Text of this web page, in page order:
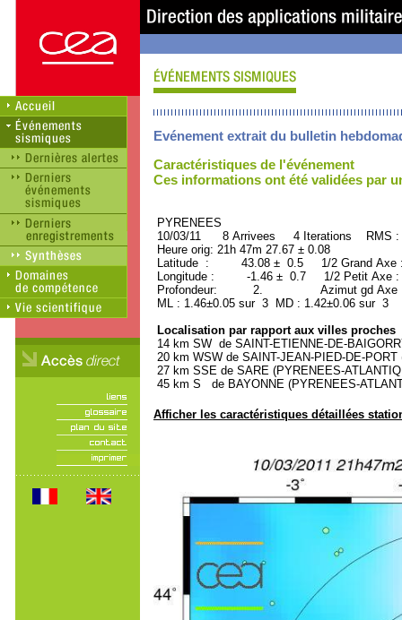
Evénement extrait du bulletin
Caractéristiques de l'événement
Ces informations ont été validées par
PYRENEES ORID :
10/03/11 8 Arrivees 4 Iterations RMS :
Heure orig: 21h 47m 27.67 ± 0.08
Latitude : 43.08 ± 0.5 1/2 Grand
Longitude : -1.46 ± 0.7 1/2 Petit Axe
Profondeur: 2. Azimut gd Axe :
ML : 1.46±0.05 sur 3 MD : 1.42±0.06 sur 3
Localisation par rapport aux villes proches
14 km SW de SAINT-ETIENNE-DE-
20 km WSW de SAINT-JEAN-PIED-DE-
27 km SSE de SARE (PYRENEES-
45 km S de BAYONNE (PYRENEES-
Afficher les caractéristiques détaillées